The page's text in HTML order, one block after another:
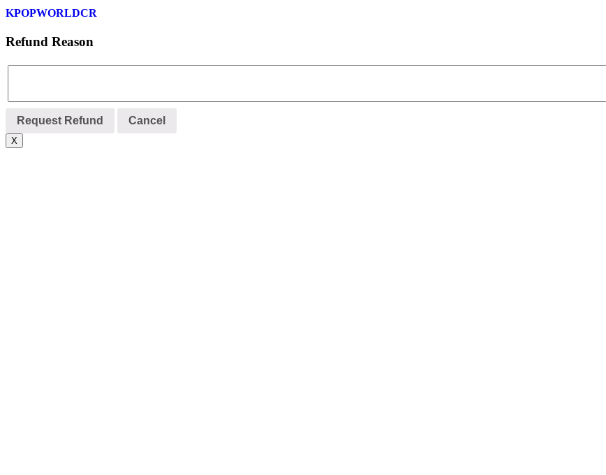
KPOPWORLDCR
Refund Reason
Request Refund Cancel
X